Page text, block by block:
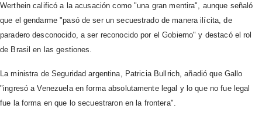
Werthein calificó a la acusación como "una gran mentira", aunque señaló
que el gendarme "pasó de ser un secuestrado de manera ilícita, de
paradero desconocido, a ser reconocido por el Gobierno" y destacó el rol
de Brasil en las gestiones.
La ministra de Seguridad argentina, Patricia Bullrich, añadió que Gallo
"ingresó a Venezuela en forma absolutamente legal y lo que no fue legal
fue la forma en que lo secuestraron en la frontera".